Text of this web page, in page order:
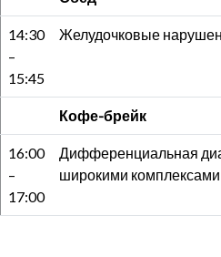
14:30
–
15:45
Желудочковые
Кофе-брейк
16:00
–
17:00
Дифференциальная
широкими комплексами